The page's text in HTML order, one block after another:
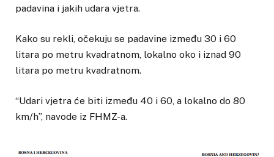
padavina i jakih udara vjetra.
Kako su rekli, očekuju se padavine između 30 i 60
litara po metru kvadratnom, lokalno oko i iznad 90
litara po metru kvadratnom.
“Udari vjetra će biti između 40 i 60, a lokalno do 80
km/h”, navode iz FHMZ-a.